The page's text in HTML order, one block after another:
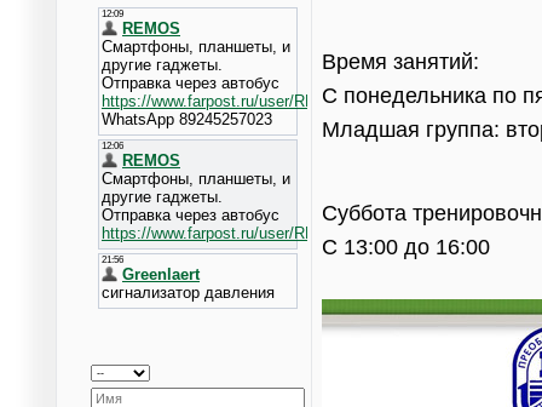
Время занятий:
С понедельника по
Младшая группа:
Суббота
С 13:00 до 16:00